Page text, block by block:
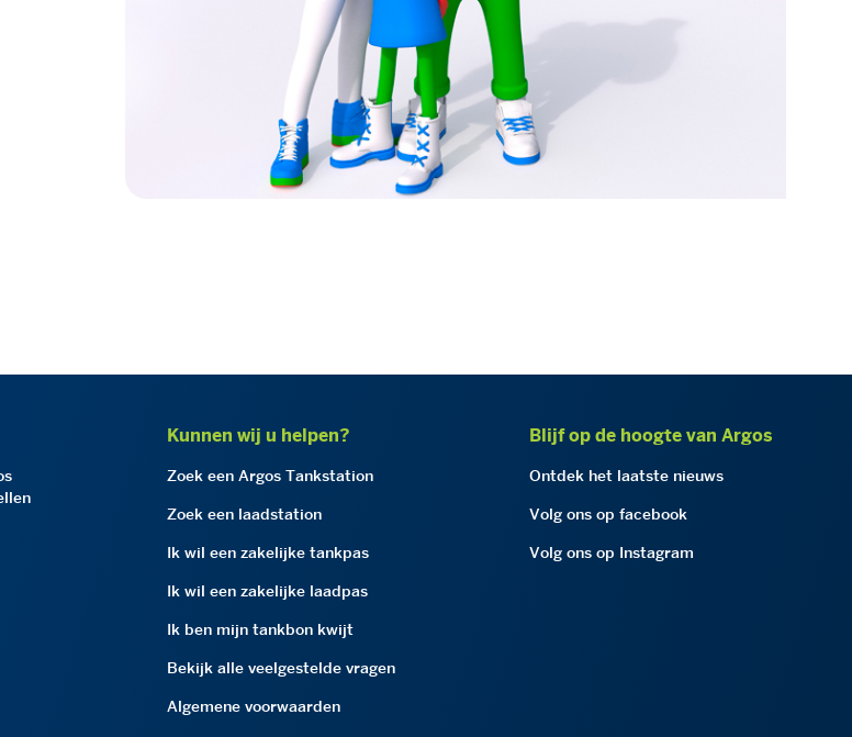
Kunnen wij u helpen?
Zoek een Argos Tankstation
Zoek een laadstation
Ik wil een zakelijke tankpas
Ik wil een zakelijke laadpas
Ik ben mijn tankbon kwijt
Bekijk alle veelgestelde vragen
Algemene voorwaarden
Blijf op de hoogte van Argos
Ontdek het laatste nieuws
Volg ons op facebook
Volg ons op Instagram